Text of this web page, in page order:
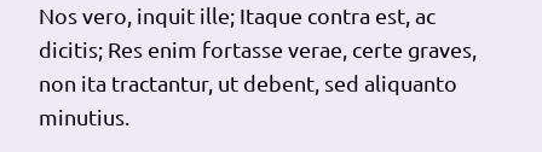
Nos vero, inquit ille; Itaque contra est, ac
dicitis; Res enim fortasse verae, certe graves,
non ita tractantur, ut debent, sed aliquanto
minutius.